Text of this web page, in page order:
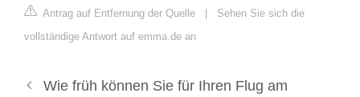
Antrag auf Entfernung der Quelle | Sehen Sie sich die
vollständige Antwort auf emma.de an
Wie früh können Sie für Ihren Flug am